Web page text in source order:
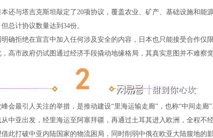
与塔吉克斯坦敲定了20项协议，覆盖农业、矿产、基础设施和能源
总计协议数量达到34份。
拒绝在宣言中加入任何涉及安全的内容，日本也只能接受合作仅限
市政府仍试图通过经济手段撬动地缘格局，其真实意图并不难察觉
最引人关注的举措，是推动建设“里海运输走廊”，也称“中间走廊”
亚出发，经里海运至阿塞拜疆，再通过土耳其进入欧洲，全程不经
打破中亚内陆国家的物流困局，同时削弱中俄在欧亚大陆腹地的影